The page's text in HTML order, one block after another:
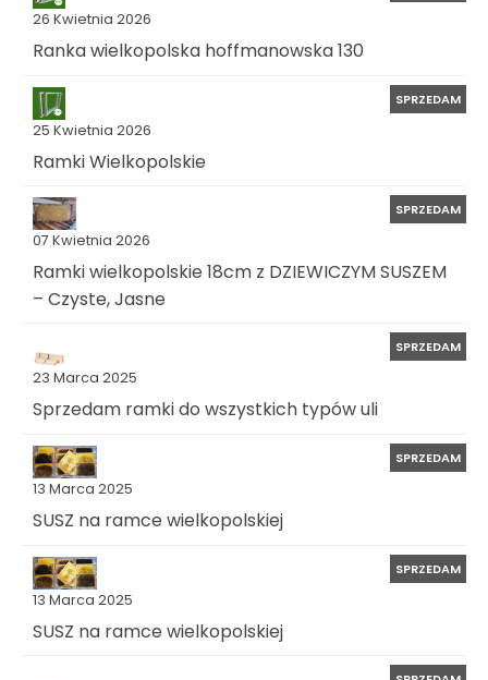
26 Kwietnia 2026
Ranka wielkopolska hoffmanowska 130
25 Kwietnia 2026
SPRZEDAM
Ramki Wielkopolskie
07 Kwietnia 2026
SPRZEDAM
Ramki wielkopolskie 18cm z DZIEWICZYM SUSZEM
– Czyste, Jasne
23 Marca 2025
SPRZEDAM
Sprzedam ramki do wszystkich typów uli
13 Marca 2025
SPRZEDAM
SUSZ na ramce wielkopolskiej
13 Marca 2025
SPRZEDAM
SUSZ na ramce wielkopolskiej